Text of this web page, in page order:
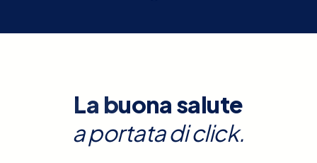
La buona salute
a portata di click.